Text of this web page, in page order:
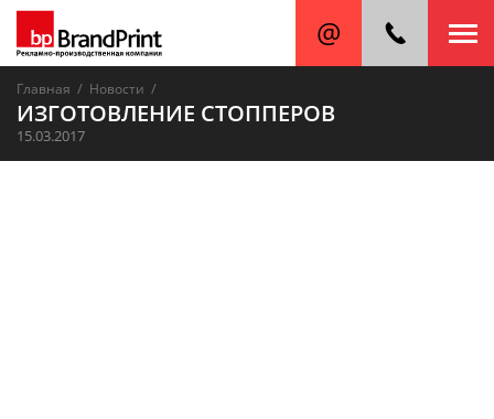
Главная / Новости /
ИЗГОТОВЛЕНИЕ СТОППЕРОВ
15.03.2017